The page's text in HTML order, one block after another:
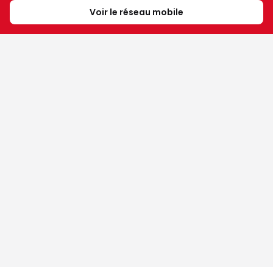
Voir le réseau mobile